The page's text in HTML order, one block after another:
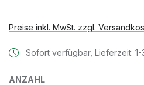
Preise inkl. MwSt. zzgl.
Sofort verfügbar, Lieferzeit: 1-
ANZAHL